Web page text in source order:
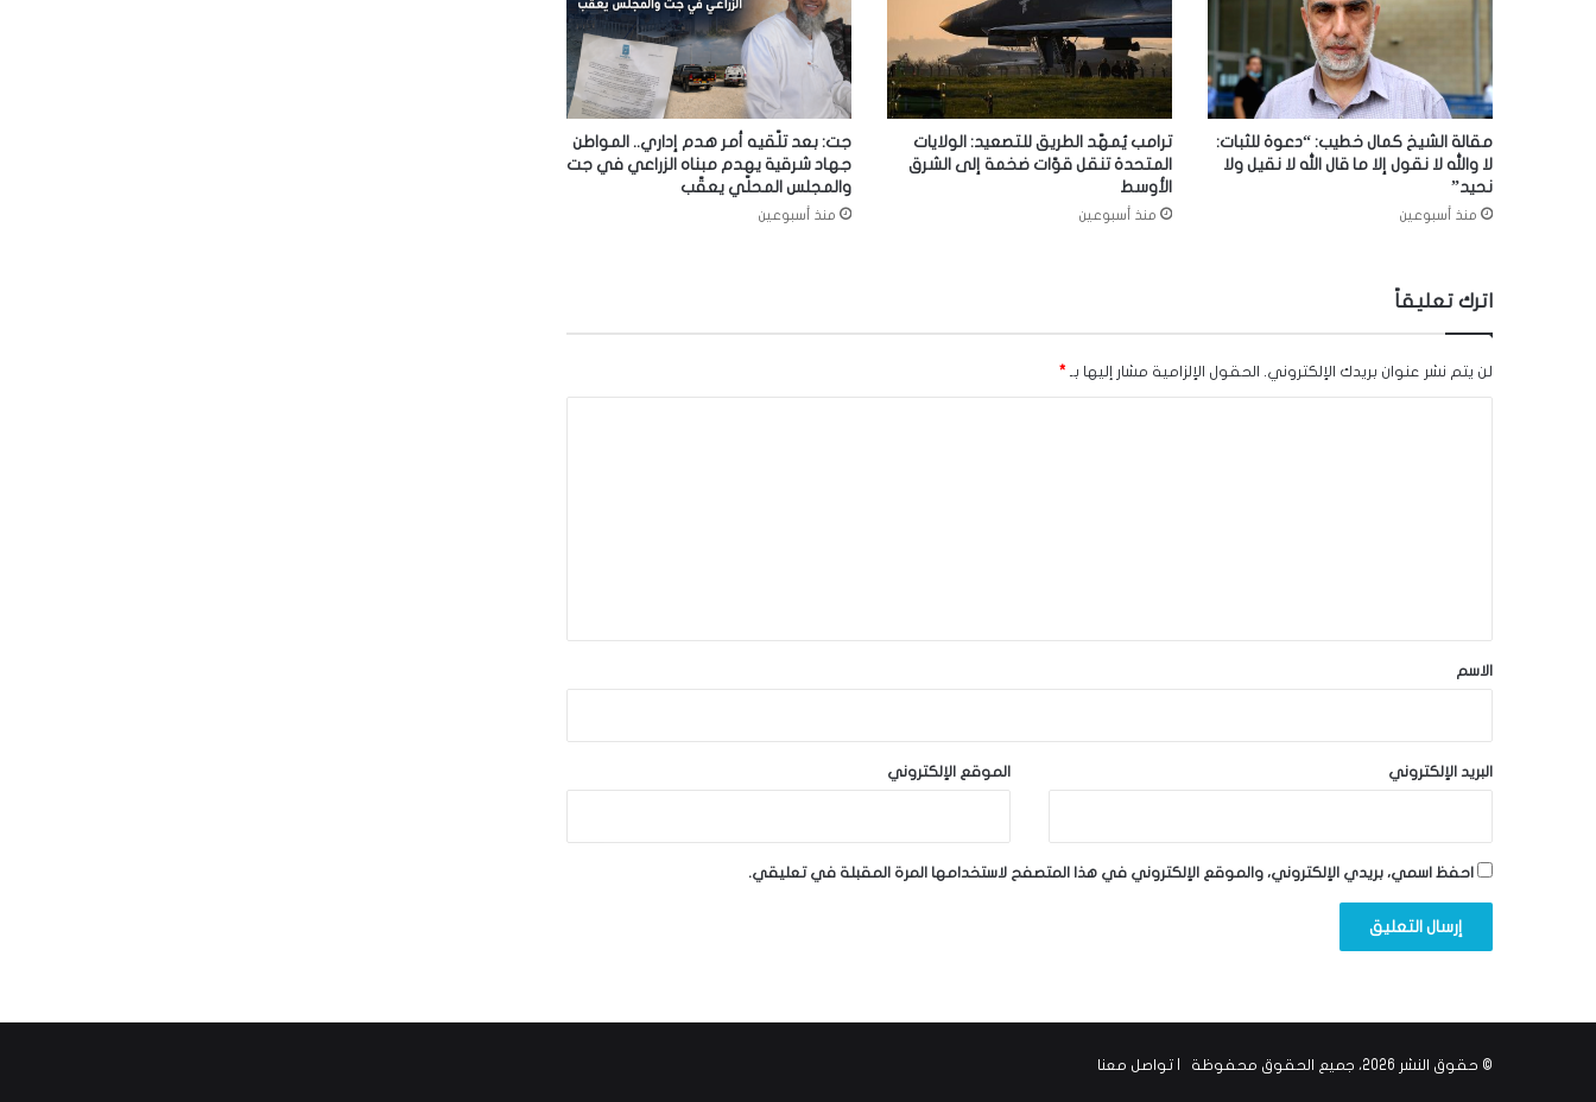
مقالة الشيخ كمال خطيب: “دعوة للثبات:
لا والله لا نقول إلا ما قال الله لا نقيل ولا
نحيد”
منذ أسبوعين
ترامب يُمهّد الطريق للتصعيد: الولايات
المتحدة تنقل قوّات ضخمة إلى الشرق
الأوسط
منذ أسبوعين
جت: بعد تلّقيه أمر هدم إداري.. المواطن
جهاد شرقية يهدم مبناه الزراعي في جت
والمجلس المحلّي يعقّب
منذ أسبوعين
اترك تعليقاً
لن يتم نشر عنوان بريدك الإلكتروني. الحقول الإلزامية مشار إليها بـ *
*
الاسم
البريد الإلكتروني الموقع الإلكتروني
احفظ اسمي، بريدي الإلكتروني، والموقع الإلكتروني في هذا المتصفح لاستخدامها المرة المقبلة في تعليقي.
© حقوق النشر 2026، جميع الحقوق محفوظة | تواصل معنا